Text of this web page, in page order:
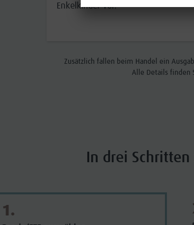
Enkelkinder vor.
Zusätzlich fallen beim Handel ein
Alle Details finden
In drei
1.